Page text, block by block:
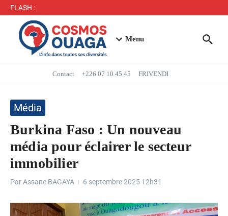
FLASH :
Mbappé entre dans l’histoire des Bleus
Menu
Contact +226 07 10 45 45 FRIVENDI
Média
Burkina Faso : Un nouveau
média pour éclairer le secteur
immobilier
ParAssane BAGAYA 6 septembre 2025 12h31